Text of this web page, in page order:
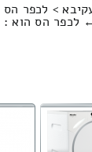
> לכפר הס
: 41.37 קילומטרים